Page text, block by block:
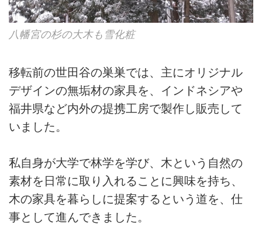
八幡宮の杉の大木も雪化粧
移転前の世田谷の巣巣では、主にオリジナル
デザインの無垢材の家具を、インドネシアや
福井県など内外の提携工房で製作し販売して
いました。
私自身が大学で林学を学び、木という自然の
素材を日常に取り入れることに興味を持ち、
木の家具を暮らしに提案するという道を、仕
事として進んできました。